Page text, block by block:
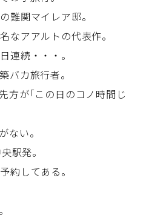
難関マイレア邸。
なアアルトの代表作。
連続・・・。
バカ旅行者。
方が｢この日のコノ時間じ
ない。
駅発。
約してある。